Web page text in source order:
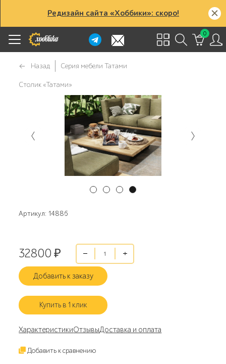
Редизайн сайта «Хоббики»: скоро!
0
Назад Серия мебели Татами
Столик «Татами»
Артикул: 14886
32800 ₽
Добавить к заказу
Купить в 1 клик
ХарактеристикиОтзывыДоставка и оплата
Добавить к сравнению